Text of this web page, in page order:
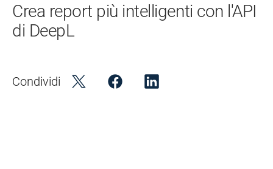
Crea report più intelligenti con l'API
di DeepL
Condividi